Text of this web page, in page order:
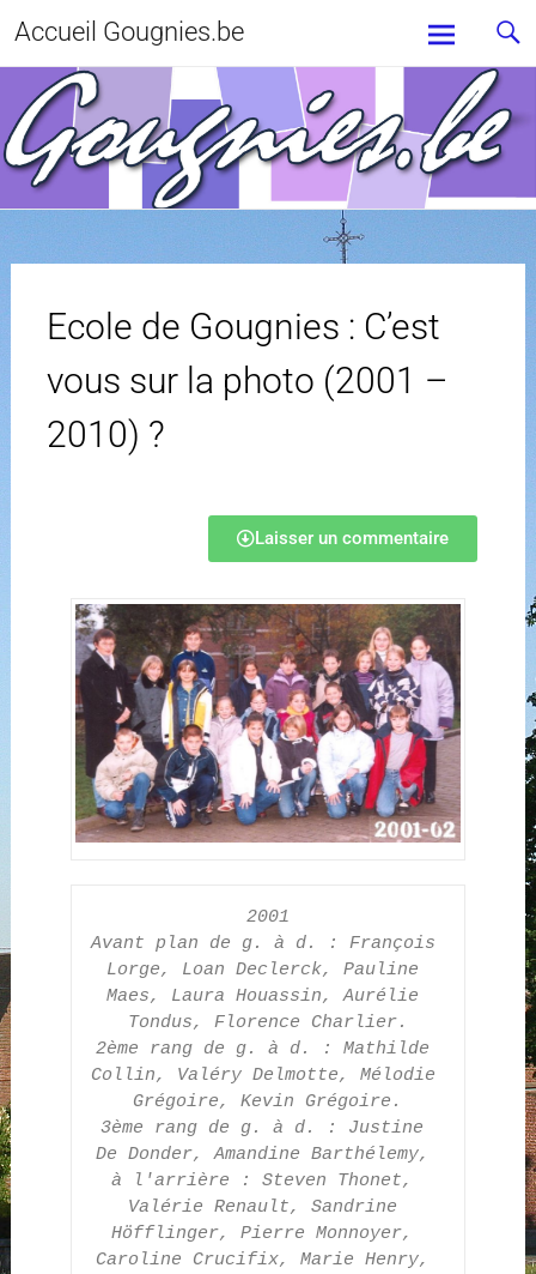
Accueil Gougnies.be
Ecole de Gougnies : C’est
vous sur la photo (2001 –
2010) ?
Laisser un commentaire
2001
Avant plan de g. à d. : François
Lorge, Loan Declerck, Pauline
Maes, Laura Houassin, Aurélie
Tondus, Florence Charlier.
2ème rang de g. à d. : Mathilde
Collin, Valéry Delmotte, Mélodie
Grégoire, Kevin Grégoire.
3ème rang de g. à d. : Justine
De Donder, Amandine Barthélemy,
à l'arrière : Steven Thonet,
Valérie Renault, Sandrine
Höfflinger, Pierre Monnoyer,
Caroline Crucifix, Marie Henry,